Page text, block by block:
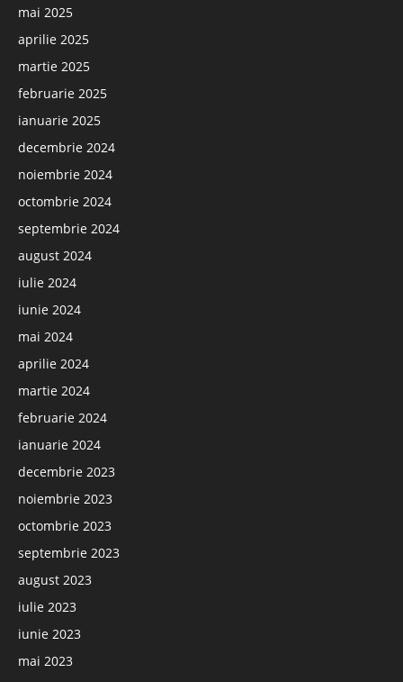
mai 2025
aprilie 2025
martie 2025
februarie 2025
ianuarie 2025
decembrie 2024
noiembrie 2024
octombrie 2024
septembrie 2024
august 2024
iulie 2024
iunie 2024
mai 2024
aprilie 2024
martie 2024
februarie 2024
ianuarie 2024
decembrie 2023
noiembrie 2023
octombrie 2023
septembrie 2023
august 2023
iulie 2023
iunie 2023
mai 2023